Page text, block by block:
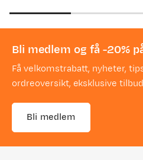
Bli medlem og få -20%
Få velkomstrabatt, nyheter,
ordreoversikt, eksklusive
Bli medlem